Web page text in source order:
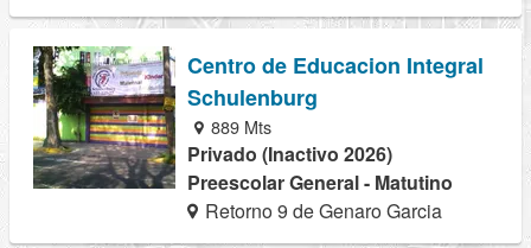
Centro de Educacion Integral
Schulenburg
889 Mts
Privado (Inactivo 2026)
Preescolar General - Matutino
Retorno 9 de Genaro Garcia